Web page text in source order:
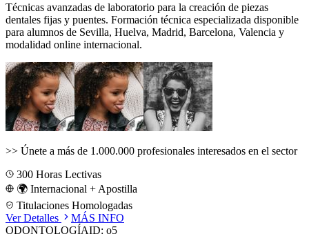
Técnicas avanzadas de laboratorio para la creación de piezas
dentales fijas y puentes. Formación técnica especializada disponible
para alumnos de Sevilla, Huelva, Madrid, Barcelona, Valencia y
modalidad online internacional.
>> Únete a más de 1.000.000 profesionales interesados en el sector
300 Horas Lectivas
🌍 Internacional + Apostilla
Titulaciones Homologadas
Ver Detalles
MÁS INFO
ODONTOLOGÍAID: o5